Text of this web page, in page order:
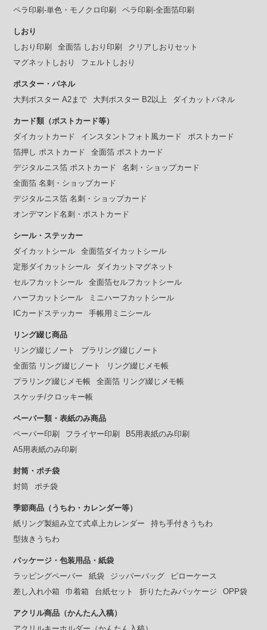
ペラ印刷-単色・モノクロ印刷 ペラ印刷-全面箔印刷
しおり
しおり印刷
全面箔 しおり印刷
クリアしおりセット
マグネットしおり
フェルトしおり
ポスター・パネル
大判ポスター A2まで
大判ポスター B2以上 ダイカットパネル
カード類（ポストカード等）
ダイカットカード
インスタントフォト風カード
ポストカード
箔押し ポストカード
全面箔 ポストカード
デジタルニス箔 ポストカード
名刺・ショップカード
全面箔 名刺・ショップカード
デジタルニス箔 名刺・ショップカード
オンデマンド名刺・ポストカード
シール・ステッカー
ダイカットシール
全面箔ダイカットシール
定形ダイカットシール
ダイカットマグネット
セルフカットシール
全面箔セルフカットシール
ハーフカットシール
ミニハーフカットシール
ICカードステッカー
手帳用ミニシール
リング綴じ商品
リング綴じノート
プラリング綴じノート
全面箔 リング綴じノート
リング綴じメモ帳
プラリング綴じメモ帳
全面箔 リング綴じメモ帳
スケッチ/クロッキー帳
ペーパー類・表紙のみ商品
ペーパー印刷
フライヤー印刷
B5用表紙のみ印刷
A5用表紙のみ印刷
封筒・ポチ袋
封筒
ポチ袋
季節商品（うちわ・カレンダー等）
紙リング製組み立て式卓上カレンダー
持ち手付きうちわ
型抜きうちわ
パッケージ・包装用品・紙袋
ラッピングペーパー
紙袋 ジッパーバッグ
ピローケース
差し入れ小箱
巾着箱 台紙セット 折りたたみパッケージ OPP袋
アクリル商品（かんたん入稿）